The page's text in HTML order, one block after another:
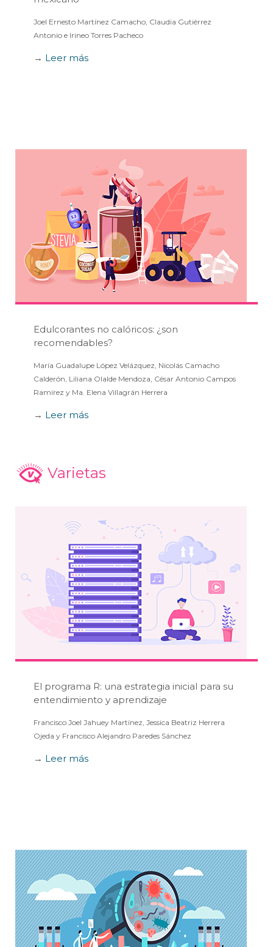
Joel Ernesto Martínez Camacho, Claudia Gutiérrez
Antonio e Irineo Torres Pacheco
→ Leer más
Edulcorantes no calóricos: ¿son
recomendables?
María Guadalupe López Velázquez, Nicolás Camacho
Calderón, Liliana Olalde Mendoza, César Antonio Campos
Ramírez y Ma. Elena Villagrán Herrera
→ Leer más
Varietas
El programa R: una estrategia inicial para su
entendimiento y aprendizaje
Francisco Joel Jahuey Martínez, Jessica Beatriz Herrera
Ojeda y Francisco Alejandro Paredes Sánchez
→ Leer más